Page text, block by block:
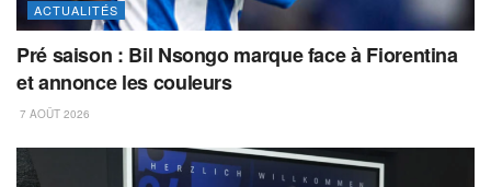
ACTUALITÉS
Pré saison : Bil Nsongo marque face à Fiorentina
et annonce les couleurs
7 AOÛT 2026